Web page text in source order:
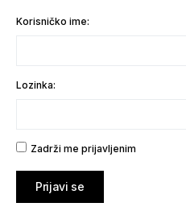
Korisničko ime:
Lozinka:
Zadrži me prijavljenim
Prijavi se